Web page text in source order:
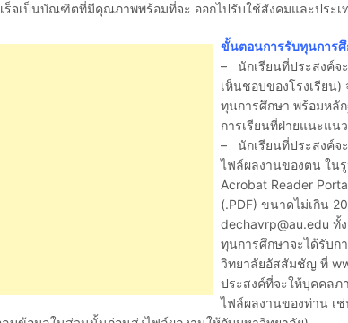
ร็จเป็นบัณฑิตที่มีคุณภาพพร้อมที่จะ ออกไปรับใช้สังคมและประเ
ขั้นตอนการรับทุนการศึ
– นักเรียนที่ประสงค์จ
เห็นชอบของโรงเรียน
ทุนการศึกษา พร้อมหลั
การเรียนที่ฝ่ายแนะแน
– นักเรียนที่ประสงค์จ
ไฟล์ผลงานของตน ใน
Acrobat Reader
(.PDF) ขนาดไม่เกิน
dechavrp@au.edu ทั้
ทุนการศึกษาจะได้รับก
วิทยาลัยอัสสัมชัญ ที่
ประสงค์ที่จะให้บุคคล
ไฟล์ผลงานของท่าน เ